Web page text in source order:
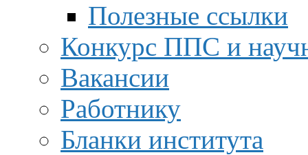
Полезные ссылки
Конкурс ППС и
Вакансии
Работнику
Бланки института